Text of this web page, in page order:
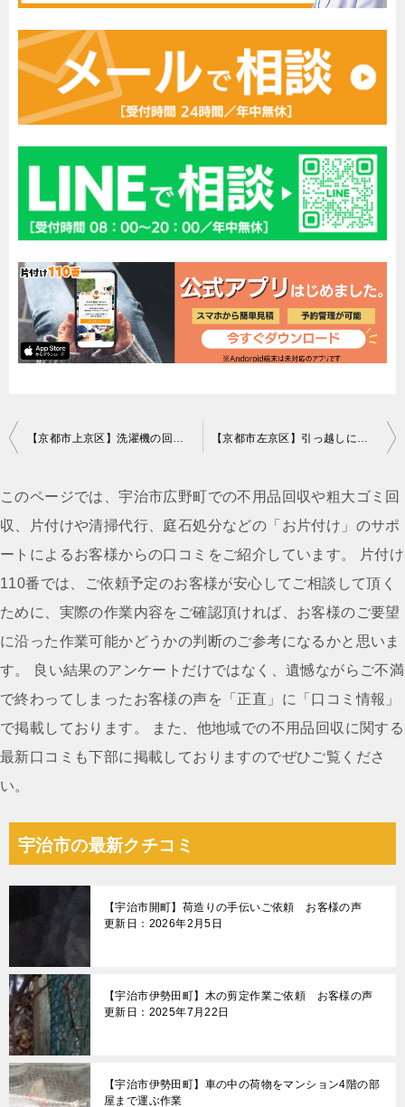
投
ナ
ビ
ゲ
ー
シ
ョ
ン
【京都市上京区】洗濯機の回収・処分ご依頼 お客様の声 【京都市左京区】引っ越しに伴う不用品回収・処分 お客様の声
このページでは、宇治市広野町での不用品回収や粗大ゴミ回
収、片付けや清掃代行、庭石処分などの「お片付け」のサポ
ートによるお客様からの口コミをご紹介しています。 片付け
110番では、ご依頼予定のお客様が安心してご相談して頂く
ために、実際の作業内容をご確認頂ければ、お客様のご要望
に沿った作業可能かどうかの判断のご参考になるかと思いま
す。 良い結果のアンケートだけではなく、遺憾ながらご不満
で終わってしまったお客様の声を「正直」に「口コミ情報」
で掲載しております。 また、他地域での不用品回収に関する
最新口コミも下部に掲載しておりますのでぜひご覧くださ
い。
宇治市の最新クチコミ
【宇治市開町】荷造りの手伝いご依頼 お客様の声
更新日：2026年2月5日
【宇治市伊勢田町】木の剪定作業ご依頼 お客様の声
更新日：2025年7月22日
【宇治市伊勢田町】車の中の荷物をマンション4階の部
屋まで運ぶ作業